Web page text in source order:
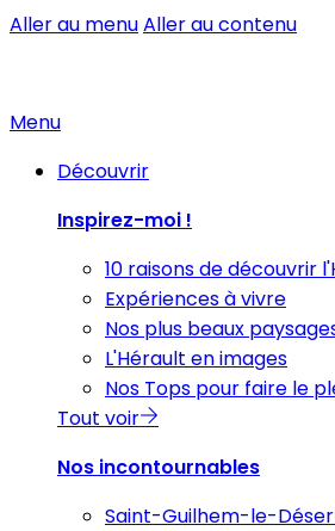
Aller au menuAller au contenu
Menu
Découvrir
Inspirez-moi !
10 raisons de découvrir
Expériences à vivre
Nos plus beaux
L'Hérault en images
Nos Tops pour faire le
Tout voir
Nos incontournables
Saint-Guilhem-le-